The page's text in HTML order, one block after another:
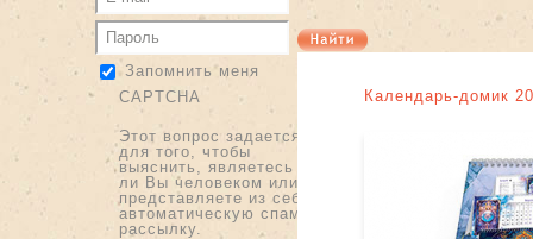
Запомнить меня
CAPTCHA
Этот вопрос задается
для того, чтобы
выяснить, являетесь
ли Вы человеком или
представляете из себя
автоматическую спам-
рассылку.
Календарь-домик